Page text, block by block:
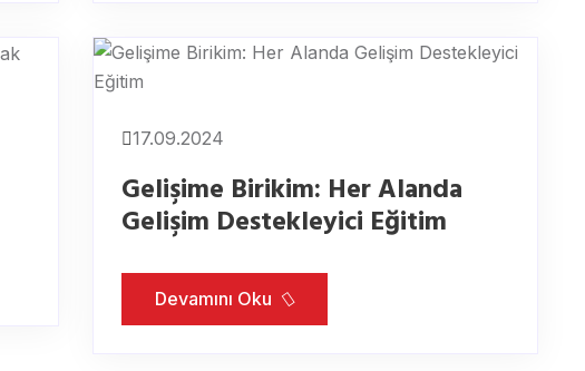
17.09.2024
Gelişime Birikim: Her Alanda
Gelişim Destekleyici Eğitim
Devamını Oku